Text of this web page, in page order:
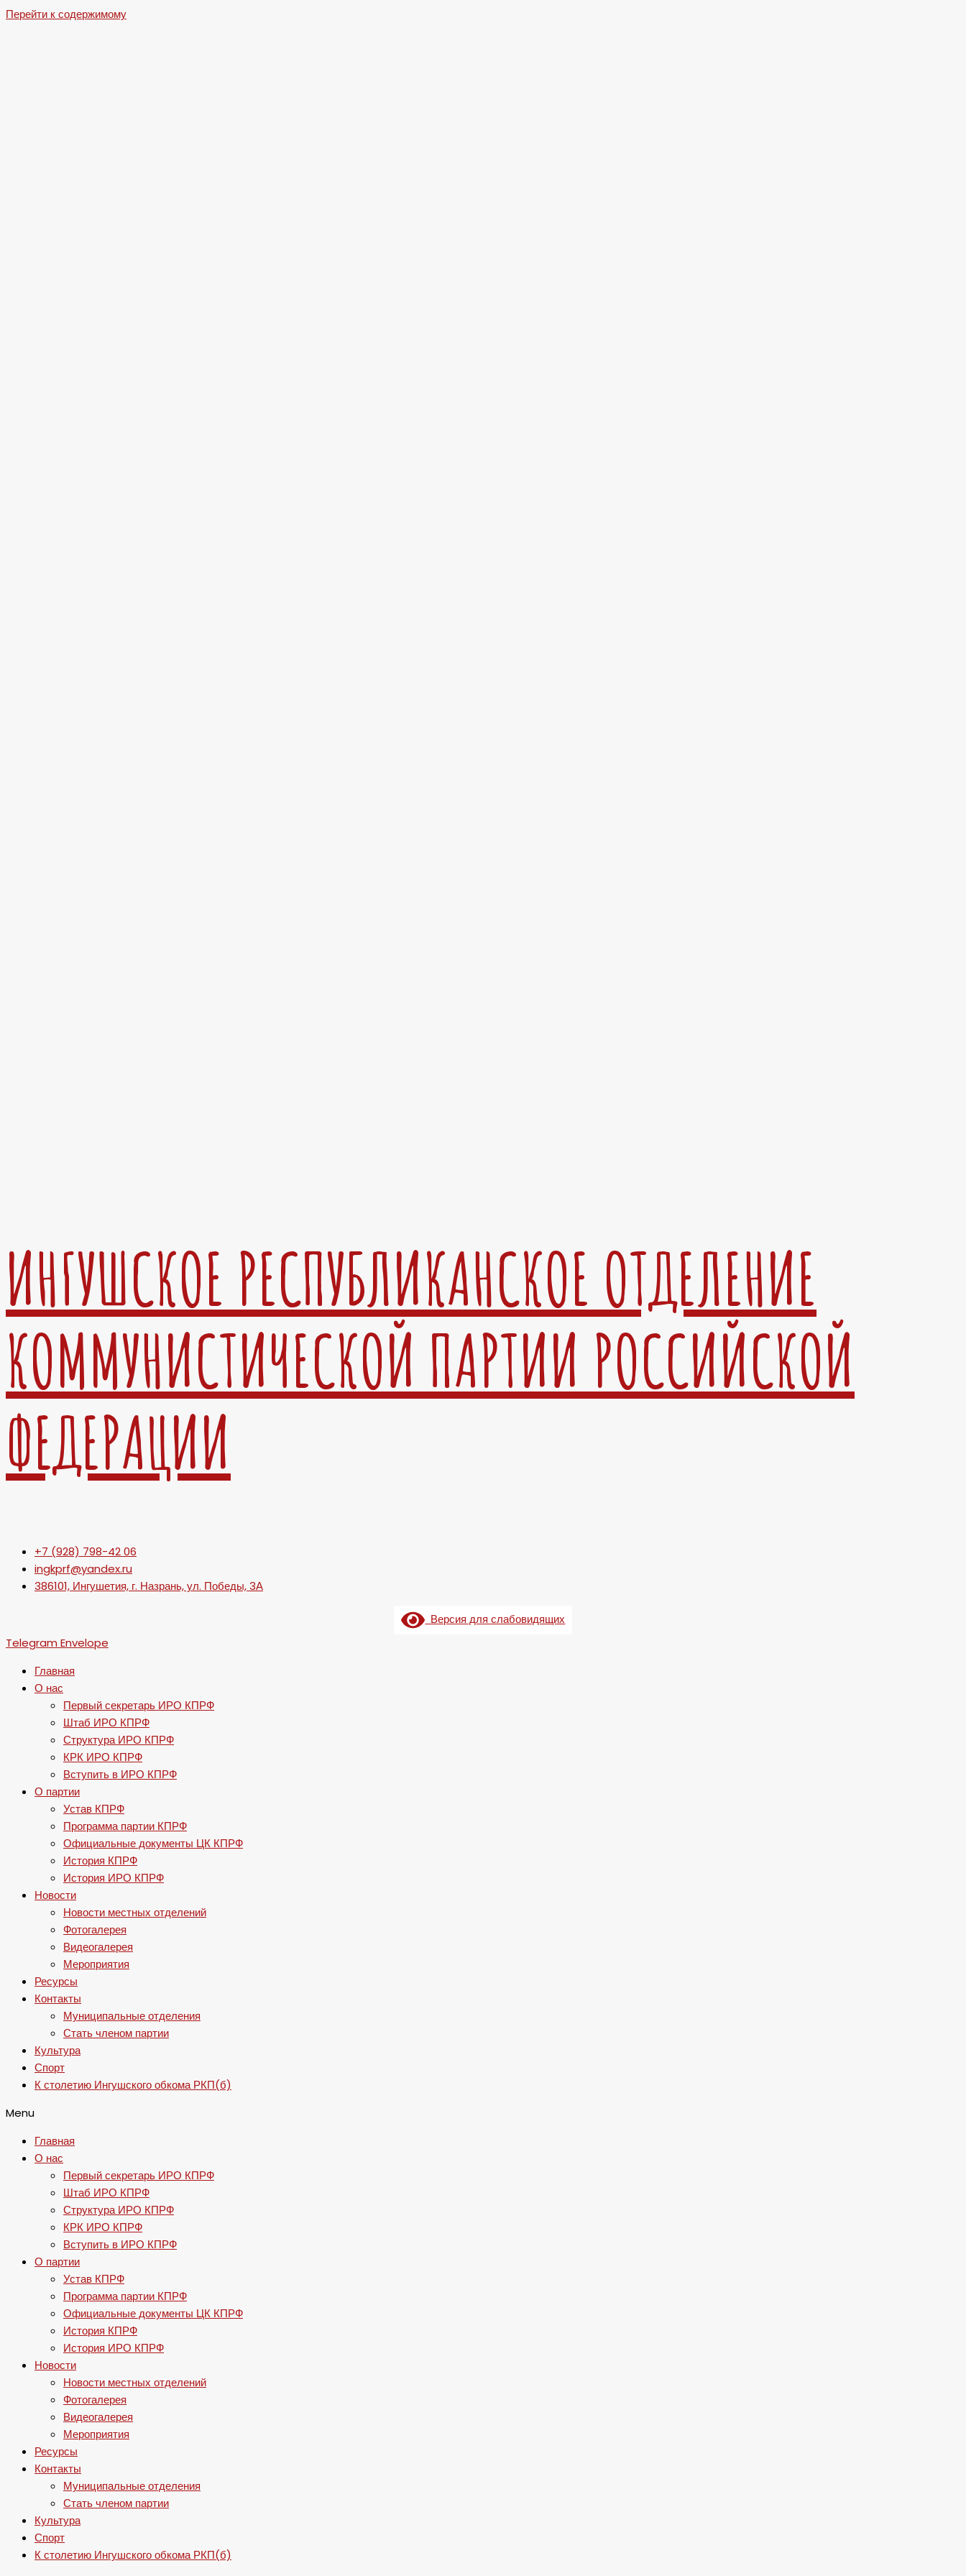
Перейти к содержимому
ИНГУШСКОЕ РЕСПУБЛИКАНСКОЕ ОТДЕЛЕНИЕ
КОММУНИСТИЧЕСКОЙ ПАРТИИ РОССИЙСКОЙ
ФЕДЕРАЦИИ
+7 (928) 798-42 06
ingkprf@yandex.ru
386101, Ингушетия, г. Назрань, ул. Победы, 3А
Версия для слабовидящих
Telegram Envelope
Главная
О нас
Первый секретарь ИРО КПРФ
Штаб ИРО КПРФ
Структура ИРО КПРФ
КРК ИРО КПРФ
Вступить в ИРО КПРФ
О партии
Устав КПРФ
Программа партии КПРФ
Официальные документы ЦК КПРФ
История КПРФ
История ИРО КПРФ
Новости
Новости местных отделений
Фотогалерея
Видеогалерея
Мероприятия
Ресурсы
Контакты
Муниципальные отделения
Стать членом партии
Культура
Спорт
К столетию Ингушского обкома РКП(б)
Menu
Главная
О нас
Первый секретарь ИРО КПРФ
Штаб ИРО КПРФ
Структура ИРО КПРФ
КРК ИРО КПРФ
Вступить в ИРО КПРФ
О партии
Устав КПРФ
Программа партии КПРФ
Официальные документы ЦК КПРФ
История КПРФ
История ИРО КПРФ
Новости
Новости местных отделений
Фотогалерея
Видеогалерея
Мероприятия
Ресурсы
Контакты
Муниципальные отделения
Стать членом партии
Культура
Спорт
К столетию Ингушского обкома РКП(б)